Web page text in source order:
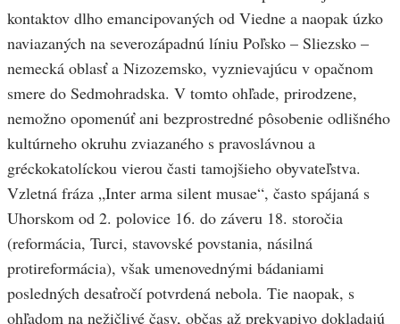
kontaktov dlho emancipovaných od Viedne a naopak úzko
naviazaných na severozápadnú líniu Poľsko – Sliezsko –
nemecká oblasť a Nizozemsko, vyznievajúcu v opačnom
smere do Sedmohradska. V tomto ohľade, prirodzene,
nemožno opomenúť ani bezprostredné pôsobenie odlišného
kultúrneho okruhu zviazaného s pravoslávnou a
gréckokatolíckou vierou časti tamojšieho obyvateľstva.
Vzletná fráza „Inter arma silent musae“, často spájaná s
Uhorskom od 2. polovice 16. do záveru 18. storočia
(reformácia, Turci, stavovské povstania, násilná
protireformácia), však umenovednými bádaniami
posledných desaťročí potvrdená nebola. Tie naopak, s
ohľadom na nežičlivé časy, občas až prekvapivo dokladajú